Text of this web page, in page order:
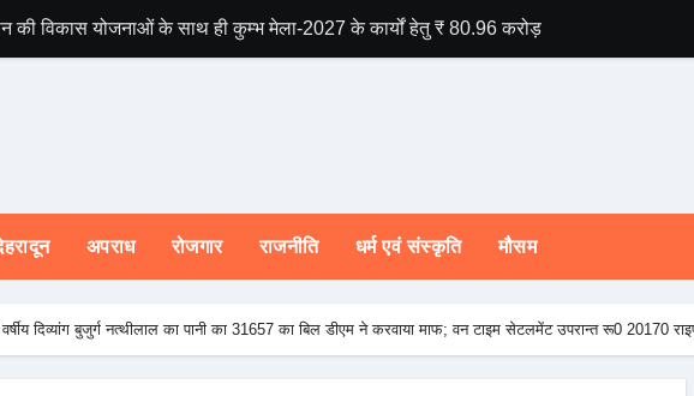
की विकास योजनाओं के साथ ही कुम्भ मेला-2027 के कार्यों हेतु ₹ 80.96 करोड़ की वित्तीय स्वीकृति।
राष्ट्रीय
अपराध रोजगार राजनीति धर्म एवं संस्कृति मौसम
दिव्यांग बुजुर्ग नत्थीलाल का पानी का 31657 का बिल डीएम ने करवाया माफ; वन टाइम सेटलमेंट उपरान्त रू0 20170